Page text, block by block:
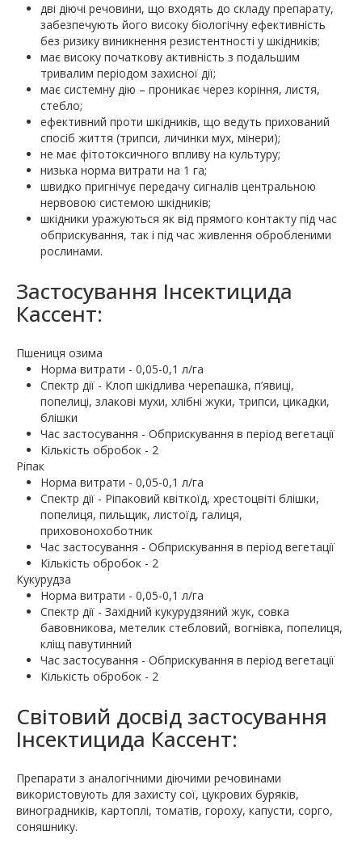
дві діючі речовини, що входять до складу препарату,
забезпечують його високу біологічну ефективність
без ризику виникнення резистентності у шкідників;
має високу початкову активність з подальшим
тривалим періодом захисної дії;
має системну дію – проникає через коріння, листя,
стебло;
ефективний проти шкідників, що ведуть прихований
спосіб життя (трипси, личинки мух, мінери);
не має фітотоксичного впливу на культуру;
низька норма витрати на 1 га;
швидко пригнічує передачу сигналів центральною
нервовою системою шкідників;
шкідники уражуються як від прямого контакту під час
обприскування, так і під час живлення обробленими
рослинами.
Застосування Інсектицида
Кассент:
Пшениця озима
Норма витрати - 0,05-0,1 л/га
Спектр дії - Клоп шкідлива черепашка, п’явиці,
попелиці, злакові мухи, хлібні жуки, трипси, цикадки,
блішки
Час застосування - Обприскування в період вегетації
Кількість обробок - 2
Ріпак
Норма витрати - 0,05-0,1 л/га
Спектр дії - Ріпаковий квіткоїд, хрестоцвіті блішки,
попелиця, пильщик, листоїд, галиця,
приховонохоботник
Час застосування - Обприскування в період вегетації
Кількість обробок - 2
Кукурудза
Норма витрати - 0,05-0,1 л/га
Спектр дії - Західний кукурудзяний жук, совка
бавовникова, метелик стебловий, вогнівка, попелиця,
кліщ павутинний
Час застосування - Обприскування в період вегетації
Кількість обробок - 2
Світовий досвід застосування
Інсектицида Кассент:
Препарати з аналогічними діючими речовинами
використовують для захисту сої, цукрових буряків,
виноградників, картоплі, томатів, гороху, капусти, сорго,
соняшнику.